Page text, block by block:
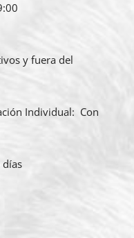
y fuera del
Individual: Con